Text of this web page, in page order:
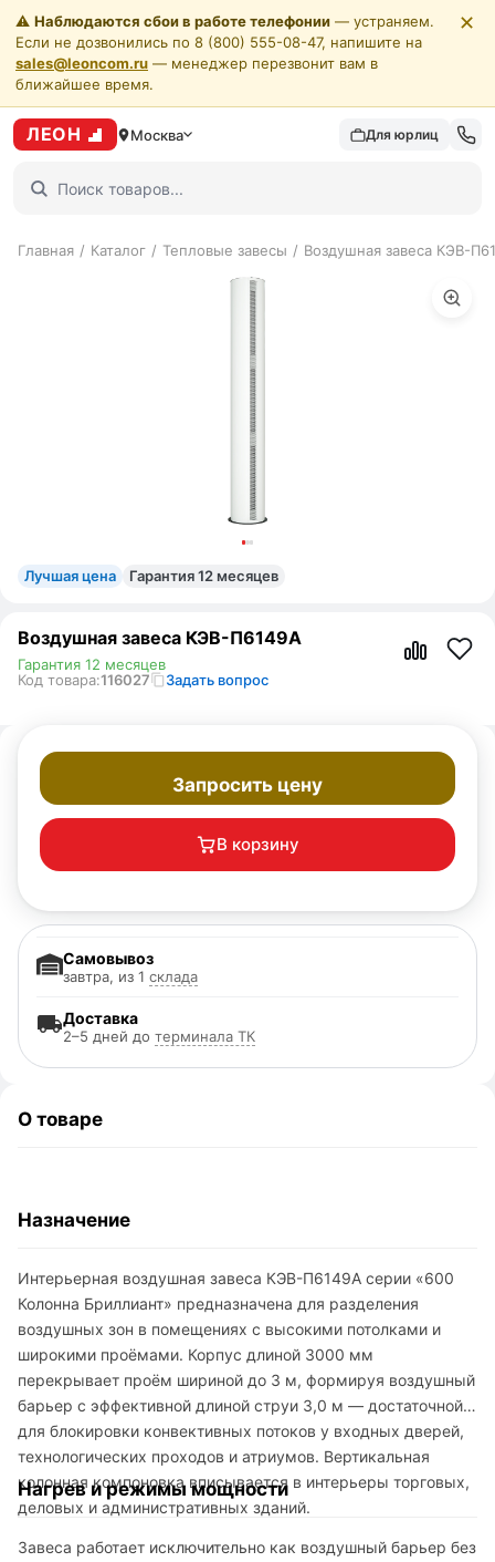
⚠️ Наблюдаются сбои в работе телефонии — устраняем.
Если не дозвонились по 8 (800) 555-08-47, напишите на
sales@leoncom.ru — менеджер перезвонит вам в
ближайшее время.
✕
ЛЕОН Москва Для юрлиц
Главная / Каталог / Тепловые завесы / Воздушная завеса КЭВ-
Лучшая цена Гарантия 12 месяцев
Воздушная завеса КЭВ-П6149A
Код товара:116027 Задать вопрос
Гарантия 12 месяцев
Запросить цену
В корзину
Доставка
2–5 дней до терминала ТК
Самовывоз
завтра, из 1 склада
О товаре
Назначение
Интерьерная воздушная завеса КЭВ-П6149A серии «600
Колонна Бриллиант» предназначена для разделения
воздушных зон в помещениях с высокими потолками и
широкими проёмами. Корпус длиной 3000 мм
перекрывает проём шириной до 3 м, формируя воздушный
барьер с эффективной длиной струи 3,0 м — достаточной
для блокировки конвективных потоков у входных дверей,
технологических проходов и атриумов. Вертикальная
колонная компоновка вписывается в интерьеры торговых,
деловых и административных зданий.
Нагрев и режимы мощности
Завеса работает исключительно как воздушный барьер без